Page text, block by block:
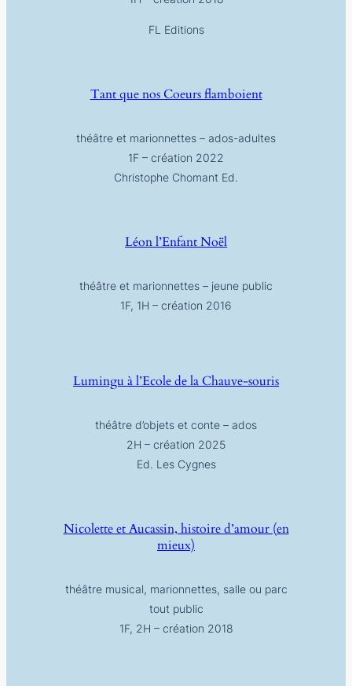
FL Editions
Tant que nos Coeurs flamboient
théâtre et marionnettes – ados-adultes
1F – création 2022
Christophe Chomant Ed.
Léon l’Enfant Noël
théâtre et marionnettes – jeune public
1F, 1H – création 2016
Lumingu à l’Ecole de la Chauve-souris
théâtre d’objets et conte – ados
2H – création 2025
Ed. Les Cygnes
Nicolette et Aucassin, histoire d’amour (en
mieux)
théâtre musical, marionnettes, salle ou parc
tout public
1F, 2H – création 2018